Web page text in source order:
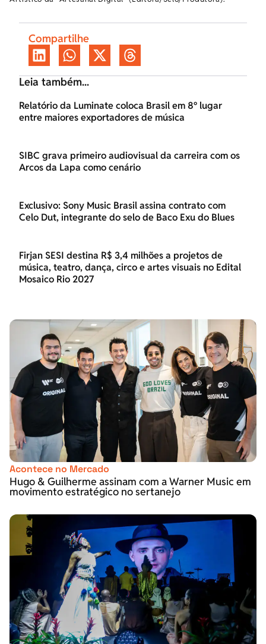
Compartilhe
Leia também...
Relatório da Luminate coloca Brasil em 8º lugar
entre maiores exportadores de música
SIBC grava primeiro audiovisual da carreira com os
Arcos da Lapa como cenário
Exclusivo: Sony Music Brasil assina contrato com
Celo Dut, integrante do selo de Baco Exu do Blues
Firjan SESI destina R$ 3,4 milhões a projetos de
música, teatro, dança, circo e artes visuais no Edital
Mosaico Rio 2027
Acontece no Mercado
Hugo & Guilherme assinam com a Warner Music em
movimento estratégico no sertanejo